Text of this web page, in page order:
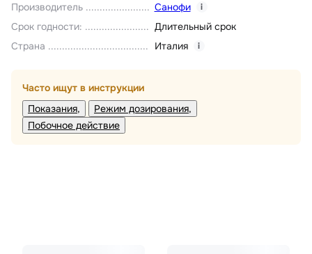
Производитель
Санофи i
Срок годности:
Длительный срок
Страна
Италия i
Часто ищут в инструкции
Показания
Режим дозирования
Побочное действие